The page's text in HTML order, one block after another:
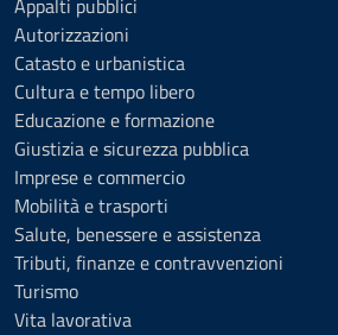
Appalti pubblici
Autorizzazioni
Catasto e urbanistica
Cultura e tempo libero
Educazione e formazione
Giustizia e sicurezza pubblica
Imprese e commercio
Mobilità e trasporti
Salute, benessere e assistenza
Tributi, finanze e contravvenzioni
Turismo
Vita lavorativa